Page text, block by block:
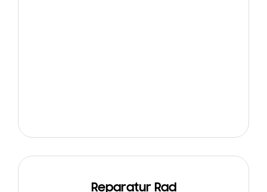
Reparatur Rad